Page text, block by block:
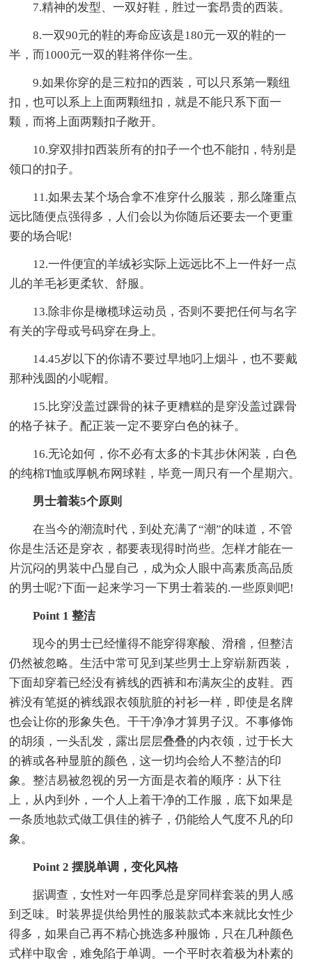
7.精神的发型、一双好鞋，胜过一套昂贵的西装。
8.一双90元的鞋的寿命应该是180元一双的鞋的一
半，而1000元一双的鞋将伴你一生。
9.如果你穿的是三粒扣的西装，可以只系第一颗纽
扣，也可以系上上面两颗纽扣，就是不能只系下面一
颗，而将上面两颗扣子敞开。
10.穿双排扣西装所有的扣子一个也不能扣，特别是
领口的扣子。
11.如果去某个场合拿不准穿什么服装，那么隆重点
远比随便点强得多，人们会以为你随后还要去一个更重
要的场合呢!
12.一件便宜的羊绒衫实际上远远比不上一件好一点
儿的羊毛衫更柔软、舒服。
13.除非你是橄榄球运动员，否则不要把任何与名字
有关的字母或号码穿在身上。
14.45岁以下的你请不要过早地叼上烟斗，也不要戴
那种浅圆的小呢帽。
15.比穿没盖过踝骨的袜子更糟糕的是穿没盖过踝骨
的格子袜子。配正装一定不要穿白色的袜子。
16.无论如何，你不必有太多的卡其步休闲装，白色
的纯棉T恤或厚帆布网球鞋，毕竟一周只有一个星期六。
男士着装5个原则
在当今的潮流时代，到处充满了“潮”的味道，不管
你是生活还是穿衣，都要表现得时尚些。怎样才能在一
片沉闷的男装中凸显自己，成为众人眼中高素质高品质
的男士呢?下面一起来学习一下男士着装的.一些原则吧!
Point 1 整洁
现今的男士已经懂得不能穿得寒酸、滑稽，但整洁
仍然被忽略。生活中常可见到某些男士上穿崭新西装，
下面却穿着已经没有裤线的西裤和布满灰尘的皮鞋。西
裤没有笔挺的裤线跟衣领肮脏的衬衫一样，即使是名牌
也会让你的形象失色。干干净净才算男子汉。不事修饰
的胡须，一头乱发，露出层层叠叠的内衣领，过于长大
的裤或各种显脏的颜色，这一切均会给人不整洁的印
象。整洁易被忽视的另一方面是衣着的顺序：从下往
上，从内到外，一个人上着干净的工作服，底下如果是
一条质地款式做工俱佳的裤子，仍能给人气度不凡的印
象。
Point 2 摆脱单调，变化风格
据调查，女性对一年四季总是穿同样套装的男人感
到乏味。时装界提供给男性的服装款式本来就比女性少
得多，如果自己再不精心挑选多种服饰，只在几种颜色
式样中取舍，难免陷于单调。一个平时衣着极为朴素的